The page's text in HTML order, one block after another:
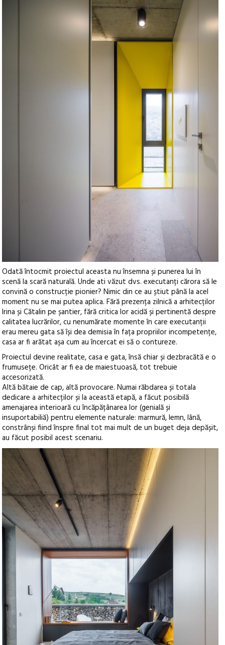
Odată întocmit proiectul aceasta nu însemna și punerea lui în
scenă la scară naturală. Unde ati văzut dvs. executanți cărora să le
convină o construcție pionier? Nimic din ce au știut până la acel
moment nu se mai putea aplica. Fără prezența zilnică a arhitecților
Irina și Cătalin pe șantier, fără critica lor acidă și pertinentă despre
calitatea lucrărilor, cu nenumărate momente în care executanții
erau mereu gata să își dea demisia în fața propriilor incompetențe,
casa ar fi arătat așa cum au încercat ei să o contureze.
Proiectul devine realitate, casa e gata, însă chiar și dezbracătă e o
frumusețe. Oricât ar fi ea de maiestuoasă, tot trebuie
accesorizată.
Altă bătaie de cap, altă provocare. Numai răbdarea și totala
dedicare a arhitecților și la această etapă, a făcut posibilă
amenajarea interioară cu încăpățânarea lor (genială și
insuportabiliă) pentru elemente naturale: marmură, lemn, lână,
constrânși fiind înspre final tot mai mult de un buget deja depășit,
au făcut posibil acest scenariu.